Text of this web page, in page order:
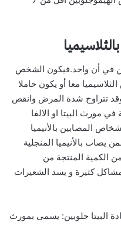
في أن واحد.فيكون الشخص
معا أو يكون حاملا
تتراوح شدة المرض وانقص
مورث البيتا او الالفا
المصابين بالأنيميا
يصاب بالأنيميا المنجلية
الكمية المنتجة من
كثيرة و يسد الشعيرات
البيتا جلوبين: يسمى بمورث